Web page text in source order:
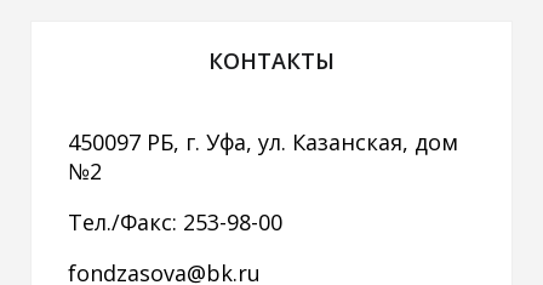
КОНТАКТЫ
450097 РБ, г. Уфа, ул. Казанская, дом
№2
Тел./Факс: 253-98-00
fondzasova@bk.ru